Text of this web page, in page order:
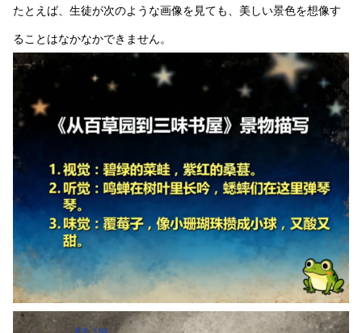
たとえば、生徒が次のような画像を見ても、美しい景色を想像す
ることはなかなかできません。